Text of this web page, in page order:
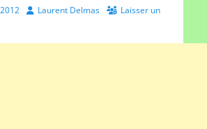
AuthorLaurent Delmas
Laisser un